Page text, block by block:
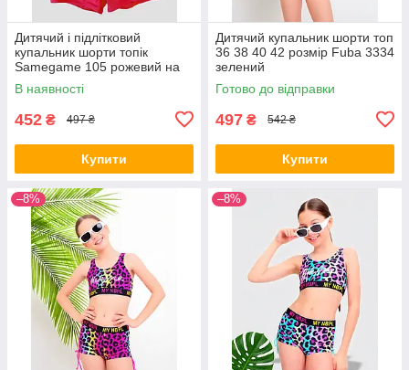
Дитячий і підлітковий
купальник шорти топік
Samegame 105 рожевий на
34 36 38 40 розмір
В наявності
452 ₴ 497 ₴
Купити
Дитячий купальник шорти топ
36 38 40 42 розмір Fuba 3334
зелений
Готово до відправки
497 ₴ 542 ₴
Купити
–8% –8%